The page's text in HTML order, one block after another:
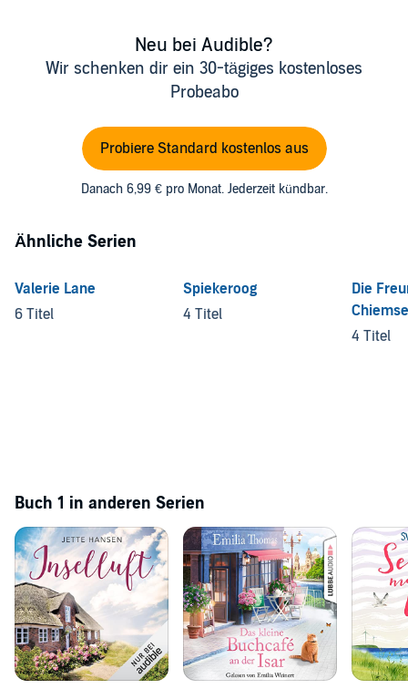
Neu bei Audible?
Wir schenken dir ein 30-tägiges kostenloses
Probeabo
Probiere Standard kostenlos aus
Danach 6,99 € pro Monat. Jederzeit kündbar.
Ähnliche Serien
Valerie Lane
6 Titel
Spiekeroog
4 Titel
Die
4 Titel
Buch 1 in anderen Serien